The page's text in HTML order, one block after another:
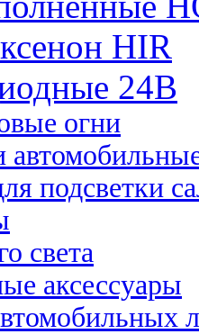
HIR
24B
огни
подсветки
света
аксессуары